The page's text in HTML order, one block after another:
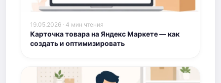
19.05.2026 · 4 мин чтения
Карточка товара на Яндекс Маркете — как
создать и оптимизировать